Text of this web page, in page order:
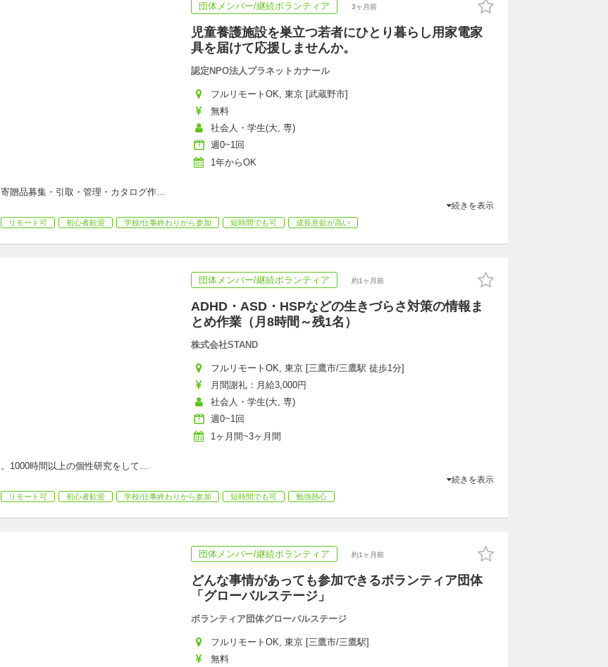
団体メンバー/継続ボランティア 3ヶ月前
児童養護施設を巣立つ若者にひとり暮らし用家電家
具を届けて応援しませんか。
認定NPO法人プラネットカナール
フルリモートOK, 東京 [武蔵野市]
無料
社会人・学生(大, 専)
週0~1回
1年からOK
寄贈品募集・引取・管理・カタログ作…
続きを表示
リモート可 初心者歓迎 学校/仕事終わりから参加 短時間でも可 成長意欲が高い
団体メンバー/継続ボランティア 約1ヶ月前
ADHD・ASD・HSPなどの生きづらさ対策の情報ま
とめ作業（月8時間～残1名）
株式会社STAND
フルリモートOK, 東京 [三鷹市/三鷹駅 徒歩1分]
月間謝礼：月給3,000円
社会人・学生(大, 専)
週0~1回
1ヶ月間~3ヶ月間
。1000時間以上の個性研究をして…
続きを表示
リモート可 初心者歓迎 学校/仕事終わりから参加 短時間でも可 勉強熱心
団体メンバー/継続ボランティア 約1ヶ月前
どんな事情があっても参加できるボランティア団体
「グローバルステージ」
ボランティア団体グローバルステージ
フルリモートOK, 東京 [三鷹市/三鷹駅]
無料